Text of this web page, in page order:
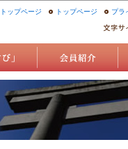
プラ
トップページ
ップページ